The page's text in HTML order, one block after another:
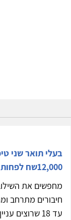
12,000שח לפחות מחצי משרה אחהצ
מחפשים את
חיבורים מתרחב
עד 18 שרוצים עניין והתפתחות